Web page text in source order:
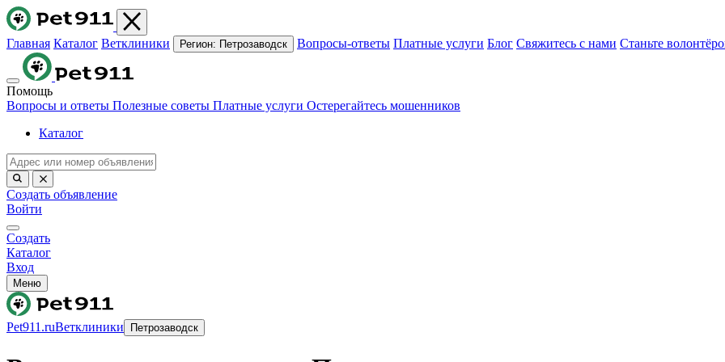
Главная Каталог Ветклиники Регион: Петрозаводск Вопросы-ответы Платные услуги Блог Свяжитесь с нами Станьте
Помощь
Вопросы и ответы Полезные советы Платные услуги Остерегайтесь мошенников
Каталог
Создать объявление
Войти
Создать
Каталог
Вход
Меню
Pet911.ruВетклиники Петрозаводск